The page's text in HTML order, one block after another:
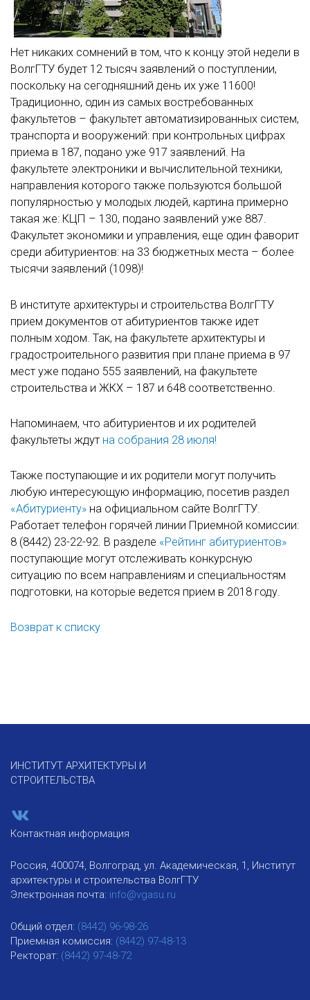
Нет никаких сомнений в том, что к концу этой недели в
ВолгГТУ будет 12 тысяч заявлений о поступлении,
поскольку на сегодняшний день их уже 11600!
Традиционно, один из самых востребованных
факультетов – факультет автоматизированных систем,
транспорта и вооружений: при контрольных цифрах
приема в 187, подано уже 917 заявлений. На
факультете электроники и вычислительной техники,
направления которого также пользуются большой
популярностью у молодых людей, картина примерно
такая же: КЦП – 130, подано заявлений уже 887.
Факультет экономики и управления, еще один фаворит
среди абитуриентов: на 33 бюджетных места – более
тысячи заявлений (1098)!
В институте архитектуры и строительства ВолгГТУ
прием документов от абитуриентов также идет
полным ходом. Так, на факультете архитектуры и
градостроительного развития при плане приема в 97
мест уже подано 555 заявлений, на факультете
строительства и ЖКХ – 187 и 648 соответственно.
Напоминаем, что абитуриентов и их родителей
факультеты ждут на собрания 28 июля!
Также поступающие и их родители могут получить
любую интересующую информацию, посетив раздел
«Абитуриенту» на официальном сайте ВолгГТУ.
Работает телефон горячей линии Приемной комиссии:
8 (8442) 23-22-92. В разделе «Рейтинг абитуриентов»
поступающие могут отслеживать конкурсную
ситуацию по всем направлениям и специальностям
подготовки, на которые ведется прием в 2018 году.
Возврат к списку
ИНСТИТУТ АРХИТЕКТУРЫ И
СТРОИТЕЛЬСТВА
Контактная информация
Россия, 400074, Волгоград, ул. Академическая, 1, Институт
архитектуры и строительства ВолгГТУ
Электронная почта: info@vgasu.ru
Общий отдел: (8442) 96-98-26
Приемная комиссия: (8442) 97-48-13
Ректорат: (8442) 97-48-72